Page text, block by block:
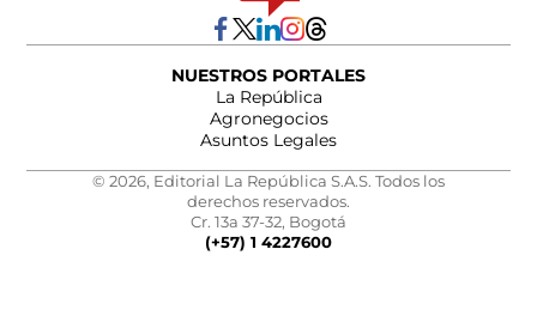
NUESTROS PORTALES
La República
Agronegocios
Asuntos Legales
© 2026, Editorial La República S.A.S. Todos los
derechos reservados.
Cr. 13a 37-32, Bogotá
(+57) 1 4227600